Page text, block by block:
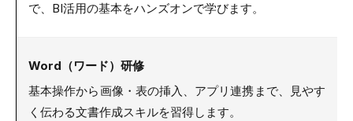
で、BI活用の基本をハンズオンで学びます。
Word（ワード）研修
基本操作から画像・表の挿入、アプリ連携まで、見やす
く伝わる文書作成スキルを習得します。